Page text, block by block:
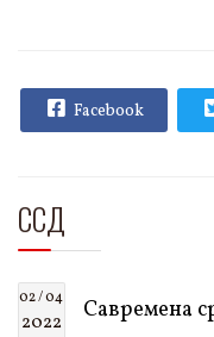
Facebook
ССД
02 / 04
2022 Савремена